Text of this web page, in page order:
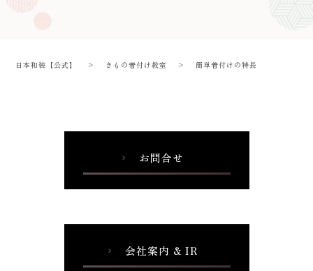
日本和装【公式】 > きもの着付け教室 >簡単着付けの特長
chevron_right お問合せ
chevron_right 会社案内 & IR